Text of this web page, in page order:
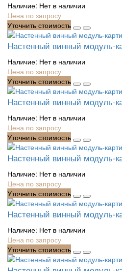
Наличие: Нет в наличии
Цена по запросу
Уточнить стоимость
Настенный винный модуль-
Наличие: Нет в наличии
Цена по запросу
Уточнить стоимость
Настенный винный модуль-
Наличие: Нет в наличии
Цена по запросу
Уточнить стоимость
Настенный винный модуль-
Наличие: Нет в наличии
Цена по запросу
Уточнить стоимость
Настенный винный модуль-
Наличие: Нет в наличии
Цена по запросу
Уточнить стоимость